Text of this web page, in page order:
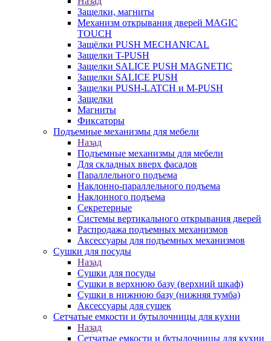
Защелки, магниты
Механизм открывания дверей MAGIC
TOUCH
Защёлки PUSH MECHANICAL
Защелки T-PUSH
Защелки SALICE PUSH MAGNETIC
Защелки SALICE PUSH
Защелки PUSH-LATCH и M-PUSH
Защелки
Магниты
Фиксаторы
Подъемные механизмы для мебели
Назад
Подъемные механизмы для мебели
Для складных вверх фасадов
Параллельного подъема
Наклонно-параллельного подъема
Наклонного подъема
Секретерные
Системы вертикального открывания дверей
Распродажа подъемных механизмов
Аксессуары для подъемных механизмов
Сушки для посуды
Назад
Сушки для посуды
Сушки в верхнюю базу (верхний шкаф)
Сушки в нижнюю базу (нижняя тумба)
Аксессуары для сушек
Сетчатые емкости и бутылочницы для кухни
Назад
Сетчатые емкости и бутылочницы для кухни